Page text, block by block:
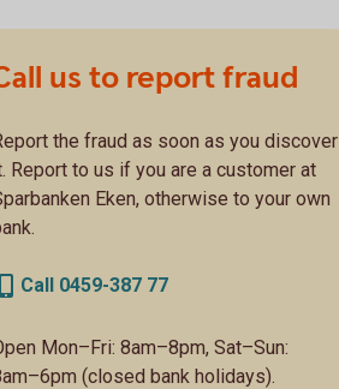
us to report fraud
the fraud as soon as you discover
Report to us if you are a customer at
Eken, otherwise to your own
Call 0459-387 77
Mon–Fri: 8am–8pm, Sat–Sun:
(closed bank holidays).